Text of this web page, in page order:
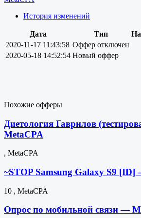
История изменений
Дата Тип
2020-11-17 11:43:58 Оффер отключен
2020-05-18 14:52:54 Новый оффер
Похожие офферы
Диетология Гаврилов
MetaCPA
, MetaCPA
~STOP Samsung Galaxy S9
10 , MetaCPA
Опрос по мобильной связи —